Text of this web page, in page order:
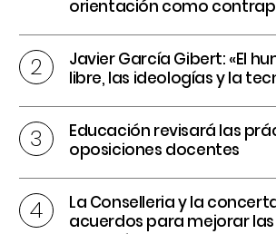
orientación como
Javier García Gibert: «El
libre, las ideologías y la
Educación revisará las
oposiciones docentes
La Conselleria y la
acuerdos para mejorar